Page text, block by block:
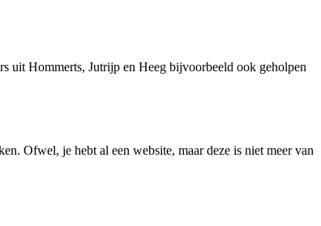
uit Hommerts, Jutrijp en Heeg bijvoorbeeld ook geholpen
Ofwel, je hebt al een website, maar deze is niet meer van